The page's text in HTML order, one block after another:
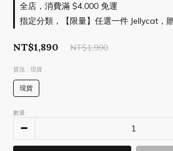
全店，消費滿 $4,000 免運
指定分類，【限量】任選一件 Jellycat，
NT$1,890 NT$1,990
貨況 : 現貨
現貨
數量